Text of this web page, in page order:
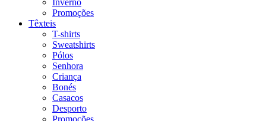
Inverno
Promoções
Têxteis
T-shirts
Sweatshirts
Pólos
Senhora
Criança
Bonés
Casacos
Desporto
Promoções